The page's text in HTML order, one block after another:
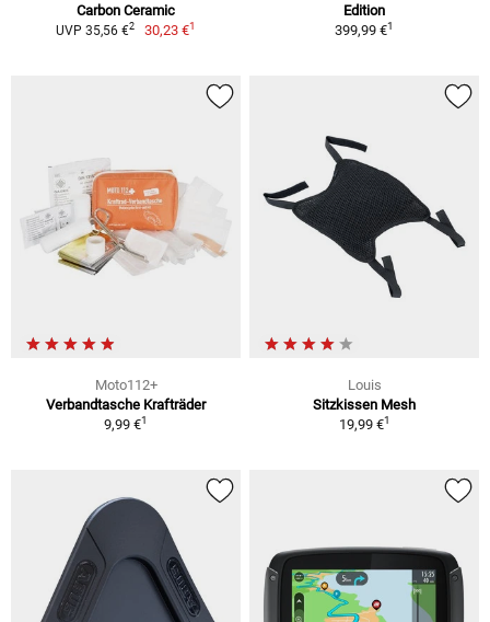
Carbon Ceramic
UVP 35,56 €2 30,23 €1
Edition
399,99 €1
Moto112+
Verbandtasche Krafträder
9,99 €1
Louis
Sitzkissen Mesh
19,99 €1